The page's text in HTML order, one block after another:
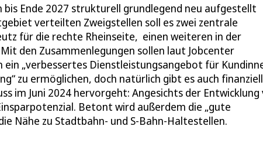
Ende 2027 strukturell grundlegend neu aufgestellt
verteilten Zweigstellen soll es zwei zentrale
für die rechte Rheinseite, einen weiteren in der
den Zusammenlegungen sollen laut Jobcenter
ein „verbessertes Dienstleistungsangebot für
zu ermöglichen, doch natürlich gibt es auch
im Juni 2024 hervorgeht: Angesichts der Entwicklung
Betont wird außerdem die „gute
Nähe zu Stadtbahn- und S-Bahn-Haltestellen.